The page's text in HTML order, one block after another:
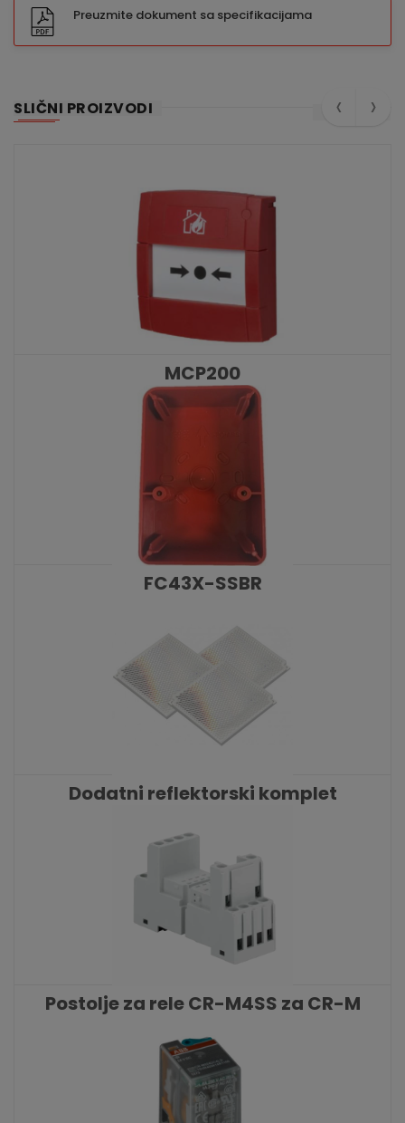
Preuzmite dokument sa specifikacijama
SLIČNI PROIZVODI
MCP200
KATALOŠKI BROJ: 10475
FC43X-SSBR
Dodatni reflektorski komplet
Postolje za rele CR-M4SS za CR-M
KATALOŠKI BROJ: 9328
‹ ›